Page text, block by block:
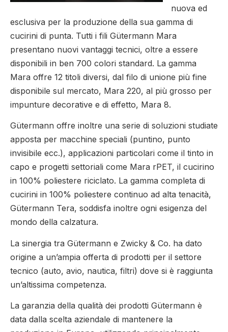
nuova ed
esclusiva per la produzione della sua gamma di
cucirini di punta. Tutti i fili Gütermann Mara
presentano nuovi vantaggi tecnici, oltre a essere
disponibili in ben 700 colori standard. La gamma
Mara offre 12 titoli diversi, dal filo di unione più fine
disponibile sul mercato, Mara 220, al più grosso per
impunture decorative e di effetto, Mara 8.
Gütermann offre inoltre una serie di soluzioni studiate
apposta per macchine speciali (puntino, punto
invisibile ecc.), applicazioni particolari come il tinto in
capo e progetti settoriali come Mara rPET, il cucirino
in 100% poliestere riciclato. La gamma completa di
cucirini in 100% poliestere continuo ad alta tenacità,
Gütermann Tera, soddisfa inoltre ogni esigenza del
mondo della calzatura.
La sinergia tra Gütermann e Zwicky & Co. ha dato
origine a un’ampia offerta di prodotti per il settore
tecnico (auto, avio, nautica, filtri) dove si è raggiunta
un’altissima competenza.
La garanzia della qualità dei prodotti Gütermann è
data dalla scelta aziendale di mantenere la